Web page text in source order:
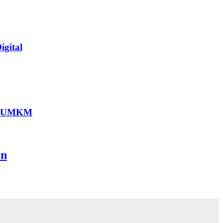
UMKM